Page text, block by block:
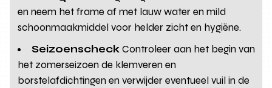
en neem het frame af met lauw water en mild
schoonmaakmiddel voor helder zicht en hygiëne.
SeizoenscheckControleer aan het begin van
het zomerseizoen de klemveren en
borstelafdichtingen en verwijder eventueel vuil in de